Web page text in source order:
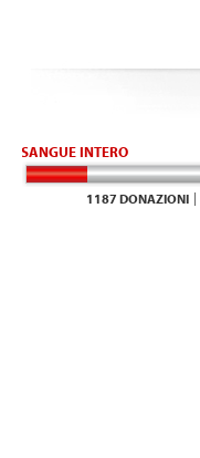
SANGUE INTERO
1187 DONAZIONI